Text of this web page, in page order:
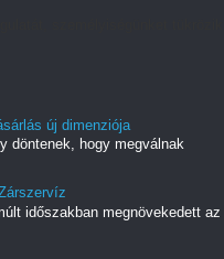
új dimenziója
döntenek, hogy megválnak
időszakban megnövekedett az